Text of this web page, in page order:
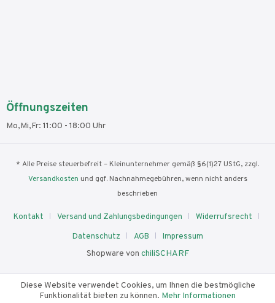
Öffnungszeiten
Mo,Mi,Fr: 11:00 - 18:00 Uhr
* Alle Preise steuerbefreit – Kleinunternehmer gemäß §6(1)27 UStG, zzgl.
Versandkosten und ggf. Nachnahmegebühren, wenn nicht anders
beschrieben
Kontakt Versand und Zahlungsbedingungen
Widerrufsrecht
Datenschutz
AGB Impressum
Shopware von chiliSCHARF
Diese Website verwendet Cookies, um Ihnen die bestmögliche
Funktionalität bieten zu können. Mehr Informationen